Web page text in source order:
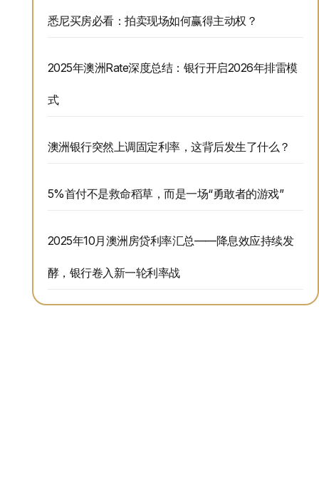
悉尼买房必看：拍卖现场如何赢得主动权？
2025年澳洲Rate深度总结：银行开启2026年排雷模
式
澳洲银行突然上调固定利率，这背后发生了什么？
5%首付不是救命稻草，而是一场“勇敢者的游戏”
2025年10月澳洲房贷利率汇总——降息效应持续发
酵，银行卷入新一轮利率战